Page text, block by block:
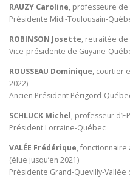
RAUZY Caroline, professeure de
Présidente Midi-Toulousain-
ROBINSON Josette, retraitée de
Vice-présidente de Guyane-
ROUSSEAU Dominique, courtier
2022)
Ancien Président Périgord-
SCHLUCK Michel, professeur
Président Lorraine-Québec
VALÉE Frédérique, fonctionnaire
(élue jusqu’en 2021)
Présidente Grand-Quevilly-